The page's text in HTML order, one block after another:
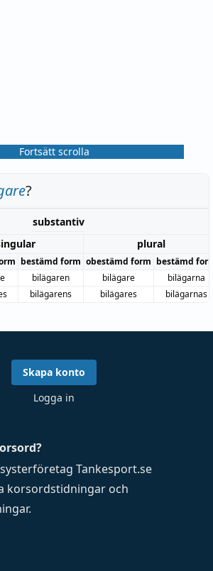
Fortsätt scrolla
?
substantiv
plural
bestämd form obestämd form bestämd
bilägaren bilägare
bilägarna
bilägarens bilägares bilägarnas
Tankesport.se
korsordstidningar och
.
Skapa konto
Logga in